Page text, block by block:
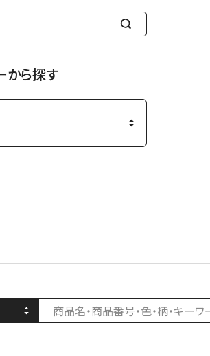
検
から探す